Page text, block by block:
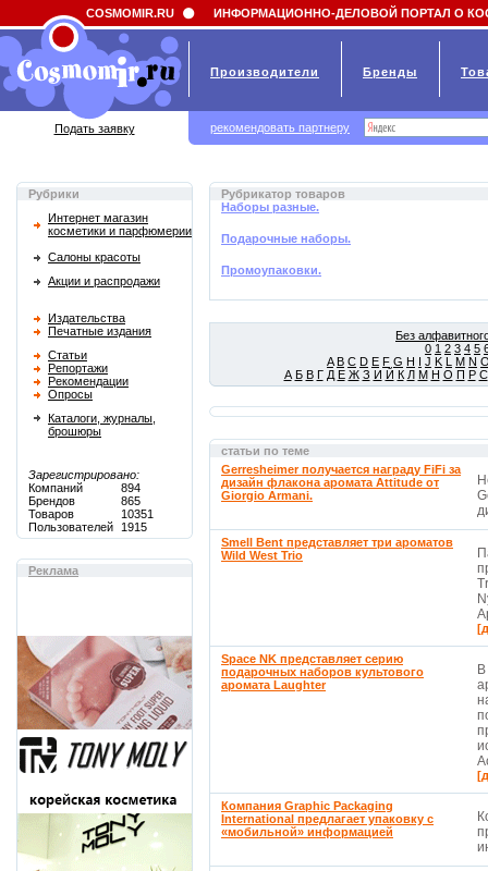
Field 'news_title' doesn't have a default value
Рубрики
Интернет магазин
косметики и парфюмерии
Салоны красоты
Акции и распродажи
Издательства
Печатные издания
Статьи
Репортажи
Рекомендации
Опросы
Каталоги, журналы,
брошюры
Зарегистрировано:
Компаний
894
Брендов
865
Товаров
10351
Пользователей
1915
Реклама
Рубрикатор товаров
Наборы разные.
Подарочные наборы.
Промоупаковки.
Без
0 1 2 3 4 5
A B C D E F G H I J K L M N
А Б В Г Д Е Ж З И Й К Л М Н О П Р С
статьи по теме
Gerresheimer получается награду FiFi за
дизайн флакона аромата Attitude от
Giorgio Armani.
Smell Bent представляет три ароматов
Wild West Trio
Space NK представляет серию
подарочных наборов культового
аромата Laughter
Компания Graphic Packaging
International предлагает упаковку с
«мобильной» информацией
COSMOMIR.RU ИНФОРМАЦИОННО-ДЕЛОВОЙ ПОРТАЛ О
Производители Бренды
Подать заявку рекомендовать партнеру